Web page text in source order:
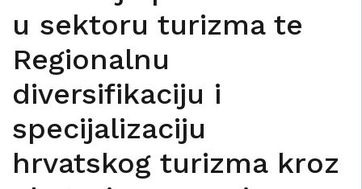
u sektoru turizma te
Regionalnu
diversifikaciju i
specijalizaciju
hrvatskog turizma kroz